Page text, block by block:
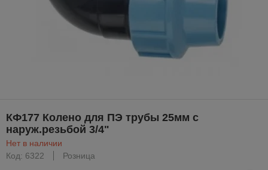
КФ177 Колено для ПЭ трубы 25мм с
наруж.резьбой 3/4"
Нет в наличии
Код: 6322
Розница